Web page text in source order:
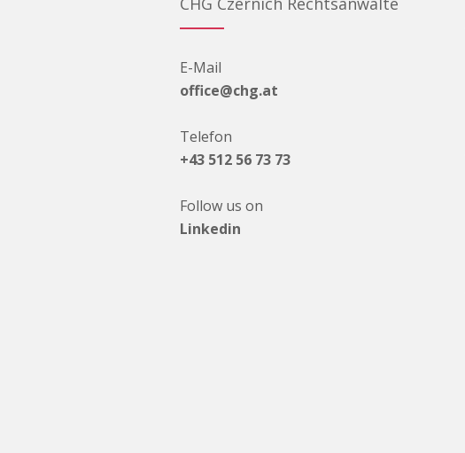
E-Mail
office@chg.at
Telefon
+43 512 56 73 73
Follow us on
Linkedin